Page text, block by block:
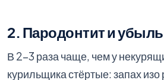
2. Пародонтит и
В 2–3 раза чаще, чем у
курильщика стёртые: запах